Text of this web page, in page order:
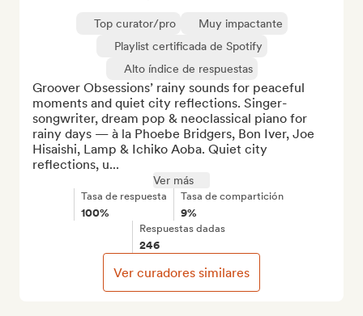
Top curator/pro
Muy impactante
Playlist certificada de Spotify
Alto índice de respuestas
Groover Obsessions’ rainy sounds for peaceful
moments and quiet city reflections. Singer-
songwriter, dream pop & neoclassical piano for
rainy days — à la Phoebe Bridgers, Bon Iver, Joe
Hisaishi, Lamp & Ichiko Aoba. Quiet city
reflections, u...
Ver más
Tasa de respuesta
100%
Tasa de compartición
9%
Respuestas dadas
246
Ver curadores similares